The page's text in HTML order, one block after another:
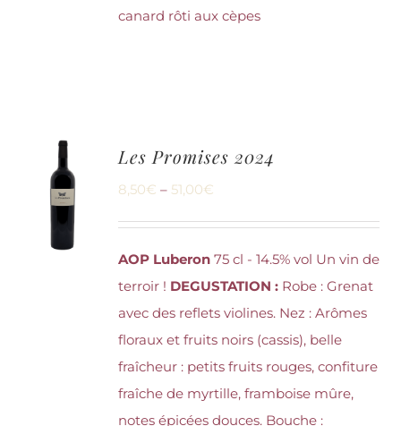
canard rôti aux cèpes
OPTIONS
Les Promises 2024
8,50€ – 51,00€
AOP Luberon75 cl - 14.5% vol Un vin de
terroir ! DEGUSTATION :Robe : Grenat
avec des reflets violines. Nez : Arômes
floraux et fruits noirs (cassis), belle
fraîcheur : petits fruits rouges, confiture
fraîche de myrtille, framboise mûre,
notes épicées douces. Bouche :